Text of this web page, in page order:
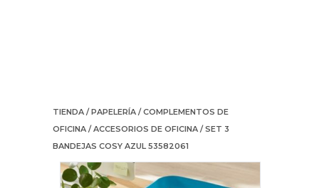
TIENDA /PAPELERÍA /COMPLEMENTOS DE
OFICINA /ACCESORIOS DE OFICINA / SET 3
BANDEJAS COSY AZUL 53582061